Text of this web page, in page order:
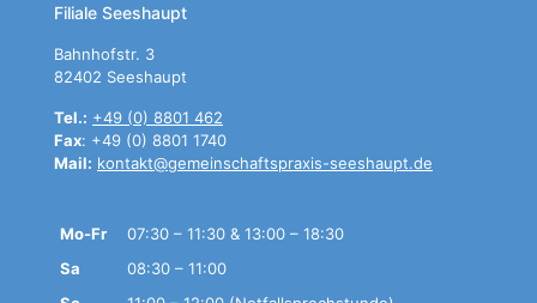
Filiale Seeshaupt
Bahnhofstr. 3
82402 Seeshaupt
Tel.: +49 (0) 8801 462
Fax: +49 (0) 8801 1740
Mail: kontakt@gemeinschaftspraxis-seeshaupt.de
Mo-Fr
07:30 – 11:30 & 13:00 – 18:30
Sa
08:30 – 11:00